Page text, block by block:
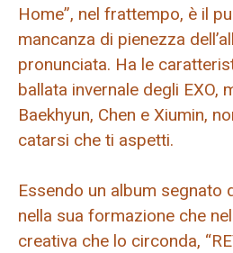
Home”, nel frattempo, è il
mancanza di pienezza
pronunciata. Ha le
ballata invernale degli EXO,
Baekhyun, Chen e Xiumin,
catarsi che ti aspetti.
Essendo un album segnato
nella sua formazione che
creativa che lo circonda,